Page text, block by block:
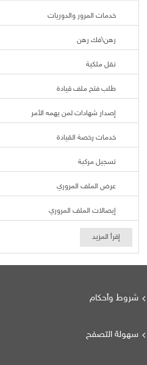
خدمات المرور والدوريات
رهن\فك رهن
نقل ملكية
طلب فتح ملف قيادة
إصدار شهادات لمن يهمه الأمر
خدمات رخصة القيادة
تسجيل مركبة
عرض الملف المروري
إيصالات الملف المروري
إقرأ المزيد
شروط وأحكام
سهولة التصفح